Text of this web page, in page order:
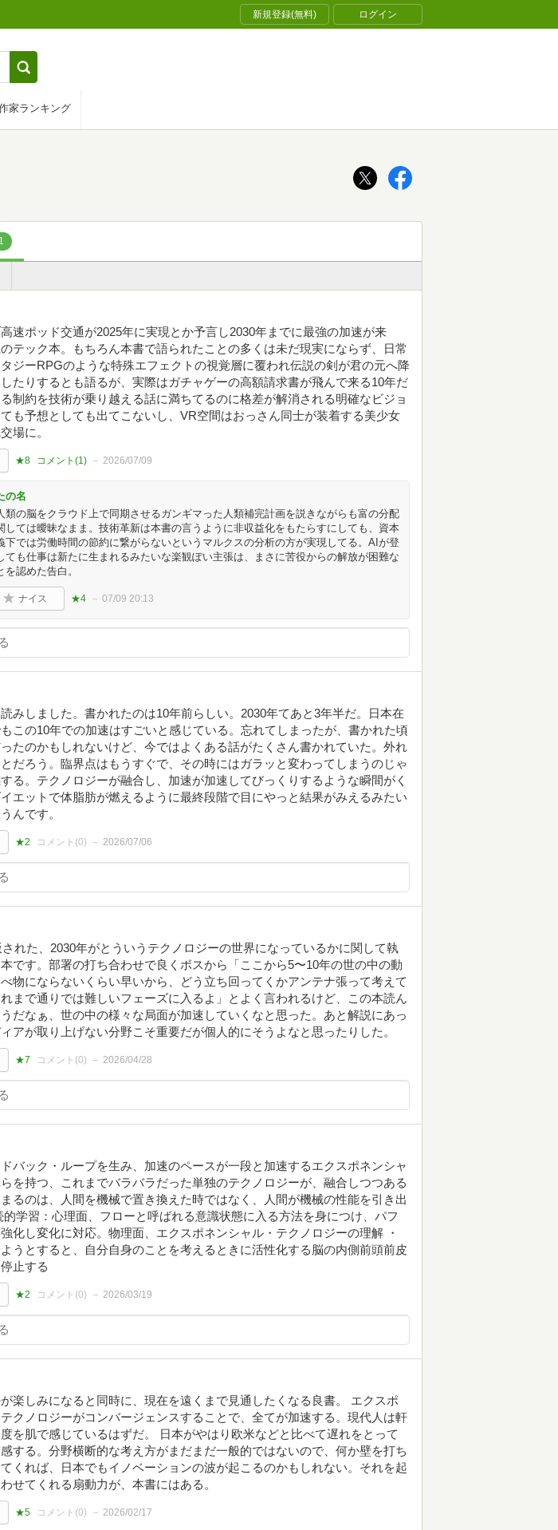
新規登録(無料) ログイン
家ランキング
速ポッド交通が2025年に実現とか予言し2030年までに最強の加速が来
テック本。もちろん本書で語られたことの多くは未だ現実にならず、日常
ジーRPGのような特殊エフェクトの視覚層に覆われ伝説の剣が君の元へ降
たりするとも語るが、実際はガチャゲーの高額請求書が飛んで来る10年だ
制約を技術が乗り越える話に満ちてるのに格差が解消される明確なビジョ
も予想としても出てこないし、VR空間はおっさん同士が装着する美少女
場に。
★8 コメント(1) 2026/07/09
の名
類の脳をクラウド上で同期させるガンギマった人類補完計画を説きながらも富の分配
しては曖昧なまま。技術革新は本書の言うように非収益化をもたらすにしても、資本
下では労働時間の節約に繋がらないというマルクスの分析の方が実現してる。AIが登
ても仕事は新たに生まれるみたいな楽観ぽい主張は、まさに苦役からの解放が困難な
を認めた告白。
ナイス ★4 07/09 20:13
みしました。書かれたのは10年前らしい。2030年てあと3年半だ。日本在
この10年での加速はすごいと感じている。忘れてしまったが、書かれた頃
たのかもしれないけど、今ではよくある話がたくさん書かれていた。外れ
だろう。臨界点はもうすぐで、その時にはガラッと変わってしまうのじゃ
る。テクノロジーが融合し、加速が加速してびっくりするような瞬間がく
エットで体脂肪が燃えるように最終段階で目にやっと結果がみえるみたい
んです。
★2 コメント(0) 2026/07/06
された、2030年がとういうテクノロジーの世界になっているかに関して執
です。部署の打ち合わせで良くボスから「ここから5〜10年の世の中の動
物にならないくらい早いから、どう立ち回ってくかアンテナ張って考えて
まで通りでは難しいフェーズに入るよ」とよく言われるけど、この本読ん
だなぁ、世の中の様々な局面が加速していくなと思った。あと解説にあっ
アが取り上げない分野こそ重要だが個人的にそうよなと思ったりした。
★7 コメント(0) 2026/04/28
ドバック・ループを生み、加速のペースが一段と加速するエクスポネンシャ
を持つ、これまでバラバラだった単独のテクノロジーが、融合しつつある
まるのは、人間を機械で置き換えた時ではなく、人間が機械の性能を引き出
的学習：心理面、フローと呼ばれる意識状態に入る方法を身につけ、パフ
化し変化に対応。物理面、エクスポネンシャル・テクノロジーの理解 ・
うとすると、自分自身のことを考えるときに活性化する脳の内側前頭前皮
止する
★2 コメント(0) 2026/03/19
楽しみになると同時に、現在を遠くまで見通したくなる良書。 エクスポ
クノロジーがコンバージェンスすることで、全てが加速する。現代人は軒
を肌で感じているはずだ。 日本がやはり欧米などと比べて遅れをとって
する。分野横断的な考え方がまだまだ一般的ではないので、何か壁を打ち
くれば、日本でもイノベーションの波が起こるのかもしれない。それを起
せてくれる扇動力が、本書にはある。
★5 コメント(0) 2026/02/17